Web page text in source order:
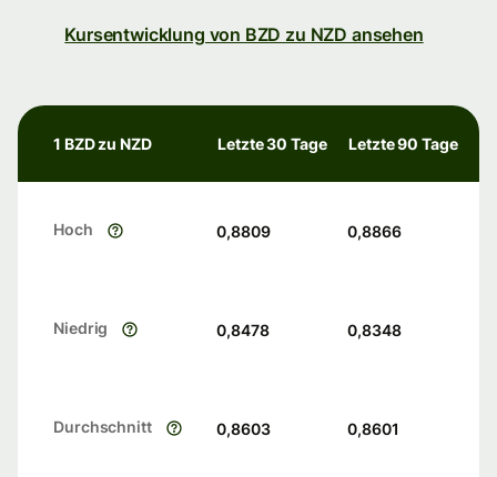
Kursentwicklung von BZD zu NZD ansehen
1 BZD zu NZD Letzte 30 Tage Letzte 90 Tage
Hoch 0,8809 0,8866
Niedrig 0,8478 0,8348
Durchschnitt 0,8603 0,8601